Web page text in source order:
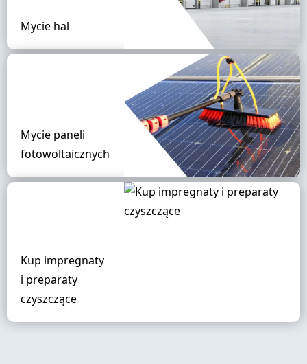
Mycie hal
Mycie paneli
fotowoltaicznych
Kup impregnaty
i preparaty
czyszczące